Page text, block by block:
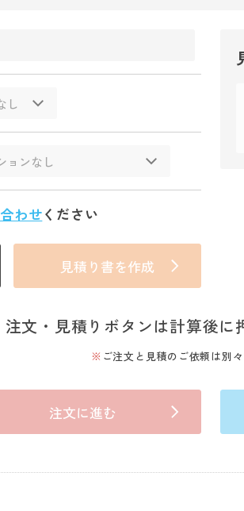
わせください
見積り書を作成
注文・見積りボタンは計算後に
ご注文と見積のご依頼は別
注文に進む